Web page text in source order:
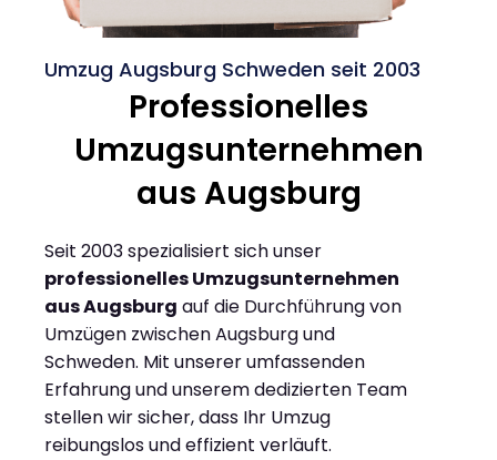
Umzug Augsburg Schweden seit 2003
Professionelles
Umzugsunternehmen
aus Augsburg
Seit 2003 spezialisiert sich unser
professionelles Umzugsunternehmen
aus Augsburg auf die Durchführung von
Umzügen zwischen Augsburg und
Schweden. Mit unserer umfassenden
Erfahrung und unserem dedizierten Team
stellen wir sicher, dass Ihr Umzug
reibungslos und effizient verläuft.